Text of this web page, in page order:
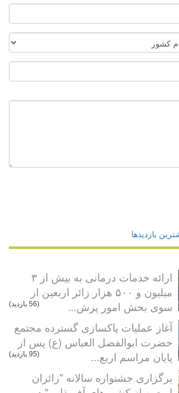
بازدیدها
ارائه خدمات درمانی به بیش از ۳
میلیون و ۵۰۰ هزار زائر اربعین از
سوی بخش امور پزش...
(56 بازدید)
آغاز عملیات پاکسازی گسترده مجتمع
حضرت ابوالفضل العباس (ع) پس از
پایان مراسم اربع...
(95 بازدید)
برگزاری جشنواره سالانه "زائران